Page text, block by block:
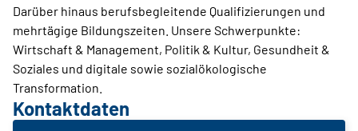
Darüber hinaus berufsbegleitende Qualifizierungen und
mehrtägige Bildungszeiten. Unsere Schwerpunkte:
Wirtschaft & Management, Politik & Kultur, Gesundheit &
Soziales und digitale sowie sozialökologische
Transformation.
Kontaktdaten